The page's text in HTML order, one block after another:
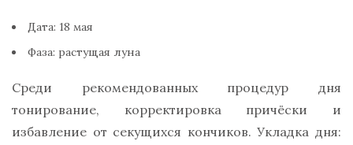
Дата: 18 мая
Фаза: растущая луна
Среди рекомендованных процедур дня
тонирование, корректировка причёски и
избавление от секущихся кончиков. Укладка дня: